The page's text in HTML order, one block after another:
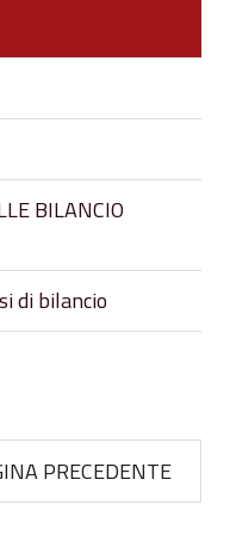
BILANCIO
di bilancio
PRECEDENTE